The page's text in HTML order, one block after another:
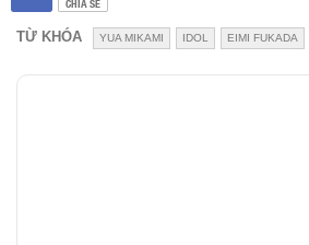
TỪ KHÓA YUA MIKAMI IDOL EIMI FUKADA